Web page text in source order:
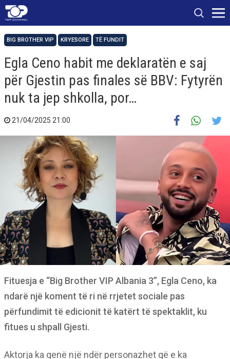
BIG BROTHER VIP KRYESORE TË FUNDIT
Egla Ceno habit me deklaratën e saj
për Gjestin pas finales së BBV: Fytyrën
nuk ta jep shkolla, por…
21/04/2025 21:00
Fituesja e “Big Brother VIP Albania 3”, Egla Ceno, ka
ndarë një koment të ri në rrjetet sociale pas
përfundimit të edicionit të katërt të spektaklit, ku
fitues u shpall Gjesti.
Aktorja ka qenë një ndër personazhet që e ka